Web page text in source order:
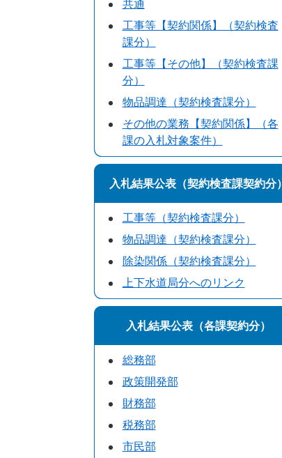
共通
工事等【契約関係】（契約検査
課分）
工事等【その他】（契約検査課
分）
物品調達（契約検査課分）
その他の業務【契約関係】（各
課の入札対象案件）
入札結果公表（契約検査課契約分）
工事等（契約検査課分）
物品調達（契約検査課分）
除染関係（契約検査課分）
上下水道局分へのリンク
入札結果公表（各課契約分）
総務部
政策開発部
財務部
税務部
市民部